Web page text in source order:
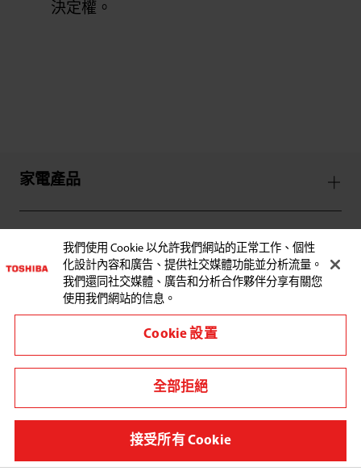
決定權。
家電產品
服務支援
使用條款
私隱政策條款及細則
與東芝聯繫:
我們使用 Cookie 以允許我們網站的正常工作、個性
化設計內容和廣告、提供社交媒體功能並分析流量。
我們還同社交媒體、廣告和分析合作夥伴分享有關您
使用我們網站的信息。
Cookie 設置
全部拒絕
接受所有 Cookie